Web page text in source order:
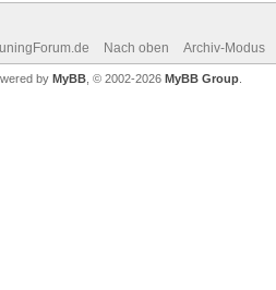
Nach oben Archiv-Modus
by MyBB , © 2002-2026 MyBB Group